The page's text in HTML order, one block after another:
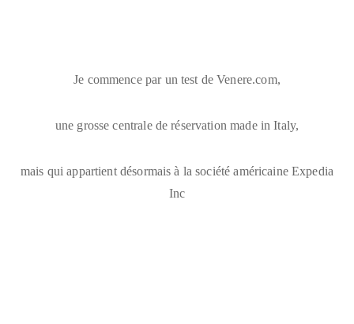
Je commence par un test de Venere.com,
une grosse centrale de réservation made in Italy,
mais qui appartient désormais à la société américaine Expedia
Inc